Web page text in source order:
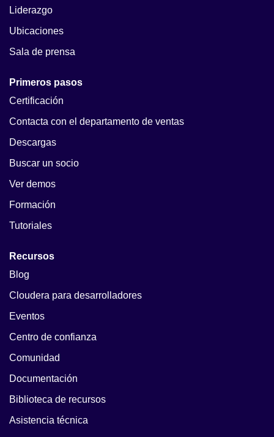
Liderazgo
Ubicaciones
Sala de prensa
Primeros pasos
Certificación
Contacta con el departamento de ventas
Descargas
Buscar un socio
Ver demos
Formación
Tutoriales
Recursos
Blog
Cloudera para desarrolladores
Eventos
Centro de confianza
Comunidad
Documentación
Biblioteca de recursos
Asistencia técnica